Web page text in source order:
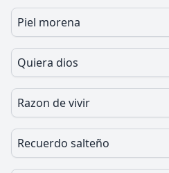
Piel morena
Quiera dios
Razon de vivir
Recuerdo salteño